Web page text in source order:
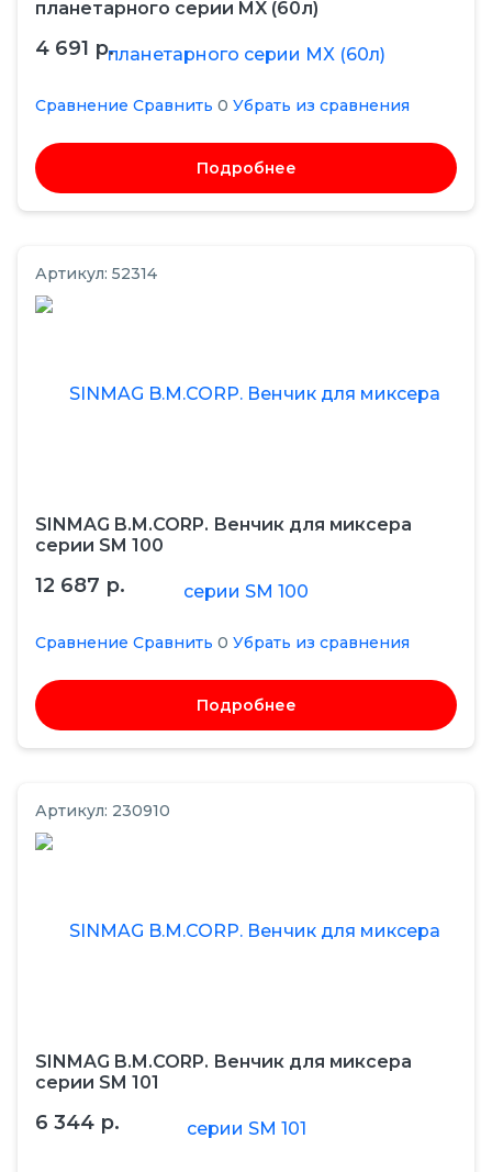
планетарного серии MX (60л)
4 691 р.
Сравнение Сравнить 0 Убрать из сравнения
Подробнее
Артикул: 52314
SINMAG B.M.CORP. Венчик для миксера
серии SM 100
12 687 р.
Сравнение Сравнить 0 Убрать из сравнения
Подробнее
Артикул: 230910
SINMAG B.M.CORP. Венчик для миксера
серии SM 101
6 344 р.